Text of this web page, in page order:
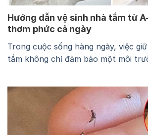
Hướng dẫn vệ sinh nhà tắm từ
thơm phức cả ngày
Trong cuộc sống hàng ngày, việc
tắm không chỉ đảm bảo một môi
sinh và thực hiện nhiều sinh hoạt